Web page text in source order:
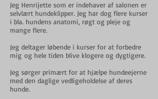
Jeg Henrijette som er indehaver af salonen er
selvlært hundeklipper. Jeg har dog flere kurser
i bla. hundens anatomi, røgt og pleje og
mange flere.
Jeg deltager løbende i kurser for at forbedre
mig og hele tiden blive klogere og dygtigere.
Jeg sørger primært for at hjælpe hundeejerne
med den daglige vedligeholdelse af deres
hunde.